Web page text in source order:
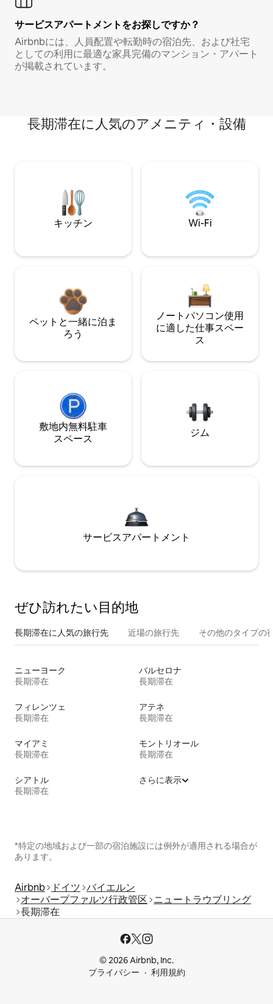
サービスアパートメントをお探しですか？
Airbnbには、人員配置や転勤時の宿泊先、および社宅
としての利用に最適な家具完備のマンション・アパート
が掲載されています。
長期滞在に人気のアメニティ・設備
キッチン Wi-Fi
ペットと一緒に泊ま
ろう
ノートパソコン使用
に適した仕事スペー
ス
敷地内無料駐⁠車
ス⁠ペ⁠ー⁠ス
ジム
サービスアパートメント
ぜひ訪⁠れ⁠た⁠い目⁠的⁠地
長期滞在に人気の旅行先 近場の旅行先 その他のタ⁠イ⁠プ⁠の
ニューヨーク
長期滞在
バルセロナ
長期滞在
フィレンツェ
長期滞在
アテネ
長期滞在
マイアミ
長期滞在
モントリオール
長期滞在
シアトル
長期滞在
さらに表示
*特定の地域および一部の宿泊施設には例外が適用される場合が
あります。
Airbnb ドイツ バイエルン
オーバープファルツ行政管区 ニュートラウブリング
長期滞在
© 2026 Airbnb, Inc.
プライバシー
利用規約